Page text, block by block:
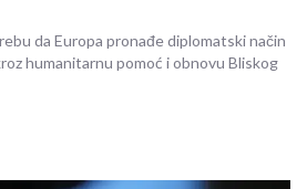
da Europa pronađe diplomatski način
humanitarnu pomoć i obnovu Bliskog